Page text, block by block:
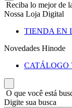
Reciba lo mejor de
Nossa Loja Digital
TIENDA EN
Novedades Hinode
CATÁLOGO
O que você está
Digite sua busca